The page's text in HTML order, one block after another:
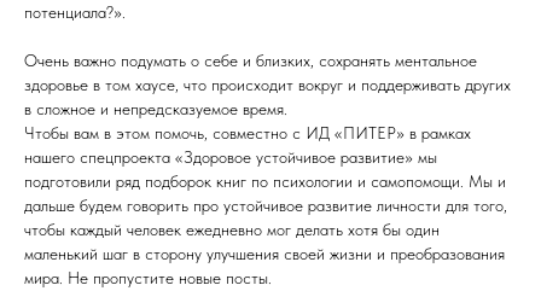
потенциала?».
Очень важно подумать о себе и близких, сохранять ментальное
здоровье в том хаусе, что происходит вокруг и поддерживать других
в сложное и непредсказуемое время.
Чтобы вам в этом помочь, совместно с ИД «ПИТЕР» в рамках
нашего спецпроекта «Здоровое устойчивое развитие» мы
подготовили ряд подборок книг по психологии и самопомощи. Мы и
дальше будем говорить про устойчивое развитие личности для того,
чтобы каждый человек ежедневно мог делать хотя бы один
маленький шаг в сторону улучшения своей жизни и преобразования
мира. Не пропустите новые посты.